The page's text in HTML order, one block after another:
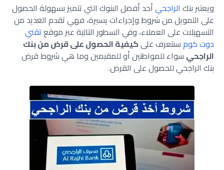
ويعتبر بنك الراجحيأحد أفضل البنوك التي تتميز بسهولة الحصول
على التمويل من شروط وإجراءات يسيرة، فهي تقدم العديد من
التسهيلات على العملاء، وفي السطور التالية عبر موقعتقني
دوت كومسنتعرف علىكيفية الحصول على قرض من بنك
الراجحي سواء للمواطنين أو للمقيمين وما هي شروط قرض
بنك الراجحي للحصول على القرض.